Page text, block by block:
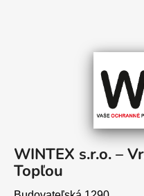
WINTEX s.r.o. –
Topľou